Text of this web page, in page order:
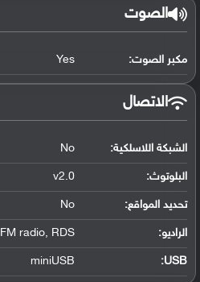
الصوت
مكبر الصوت: Yes
الاتصال
الشبكة اللاسلكية: No
البلوتوث:
v2.0
تحديد المواقع:
No
الراديو: FM radio, RDS
USB
:
miniUSB